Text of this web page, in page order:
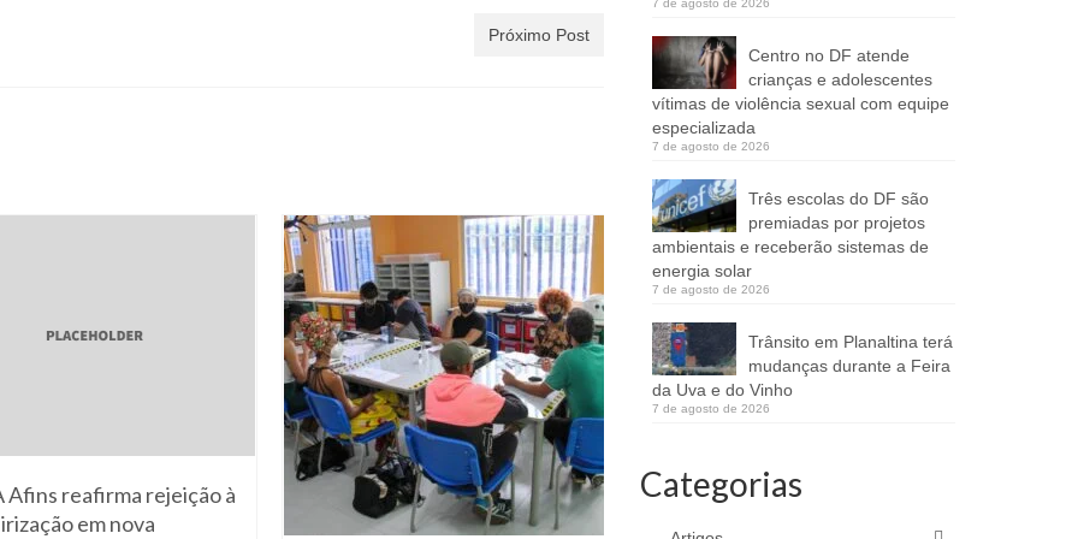
Próximo Post
Afins reafirma rejeição à
em nova
7 de agosto de 2026
Centro no DF atende
crianças e adolescentes
vítimas de violência sexual com equipe
especializada
7 de agosto de 2026
Três escolas do DF são
premiadas por projetos
ambientais e receberão sistemas de
energia solar
7 de agosto de 2026
Trânsito em Planaltina terá
mudanças durante a Feira
da Uva e do Vinho
7 de agosto de 2026
Categorias